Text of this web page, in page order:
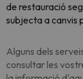
de restauració
subjecta a canvis
Alguns dels
consultar les